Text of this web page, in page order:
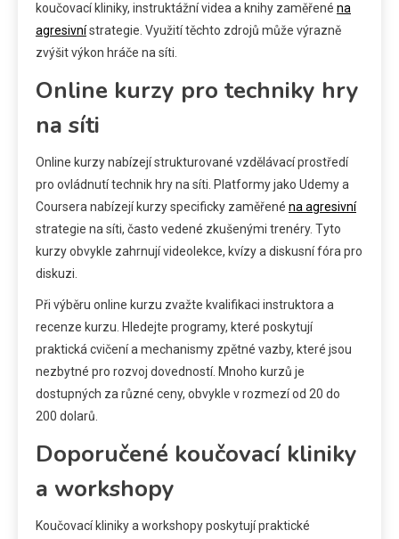
koučovací kliniky, instruktážní videa a knihy zaměřené na
agresivnístrategie. Využití těchto zdrojů může výrazně
zvýšit výkon hráče na síti.
Online kurzy pro techniky hry
na síti
Online kurzy nabízejí strukturované vzdělávací prostředí
pro ovládnutí technik hry na síti. Platformy jako Udemy a
Coursera nabízejí kurzy specificky zaměřené na agresivní
strategie na síti, často vedené zkušenými trenéry. Tyto
kurzy obvykle zahrnují videolekce, kvízy a diskusní fóra pro
diskuzi.
Při výběru online kurzu zvažte kvalifikaci instruktora a
recenze kurzu. Hledejte programy, které poskytují
praktická cvičení a mechanismy zpětné vazby, které jsou
nezbytné pro rozvoj dovedností. Mnoho kurzů je
dostupných za různé ceny, obvykle v rozmezí od 20 do
200 dolarů.
Doporučené koučovací kliniky
a workshopy
Koučovací kliniky a workshopy poskytují praktické